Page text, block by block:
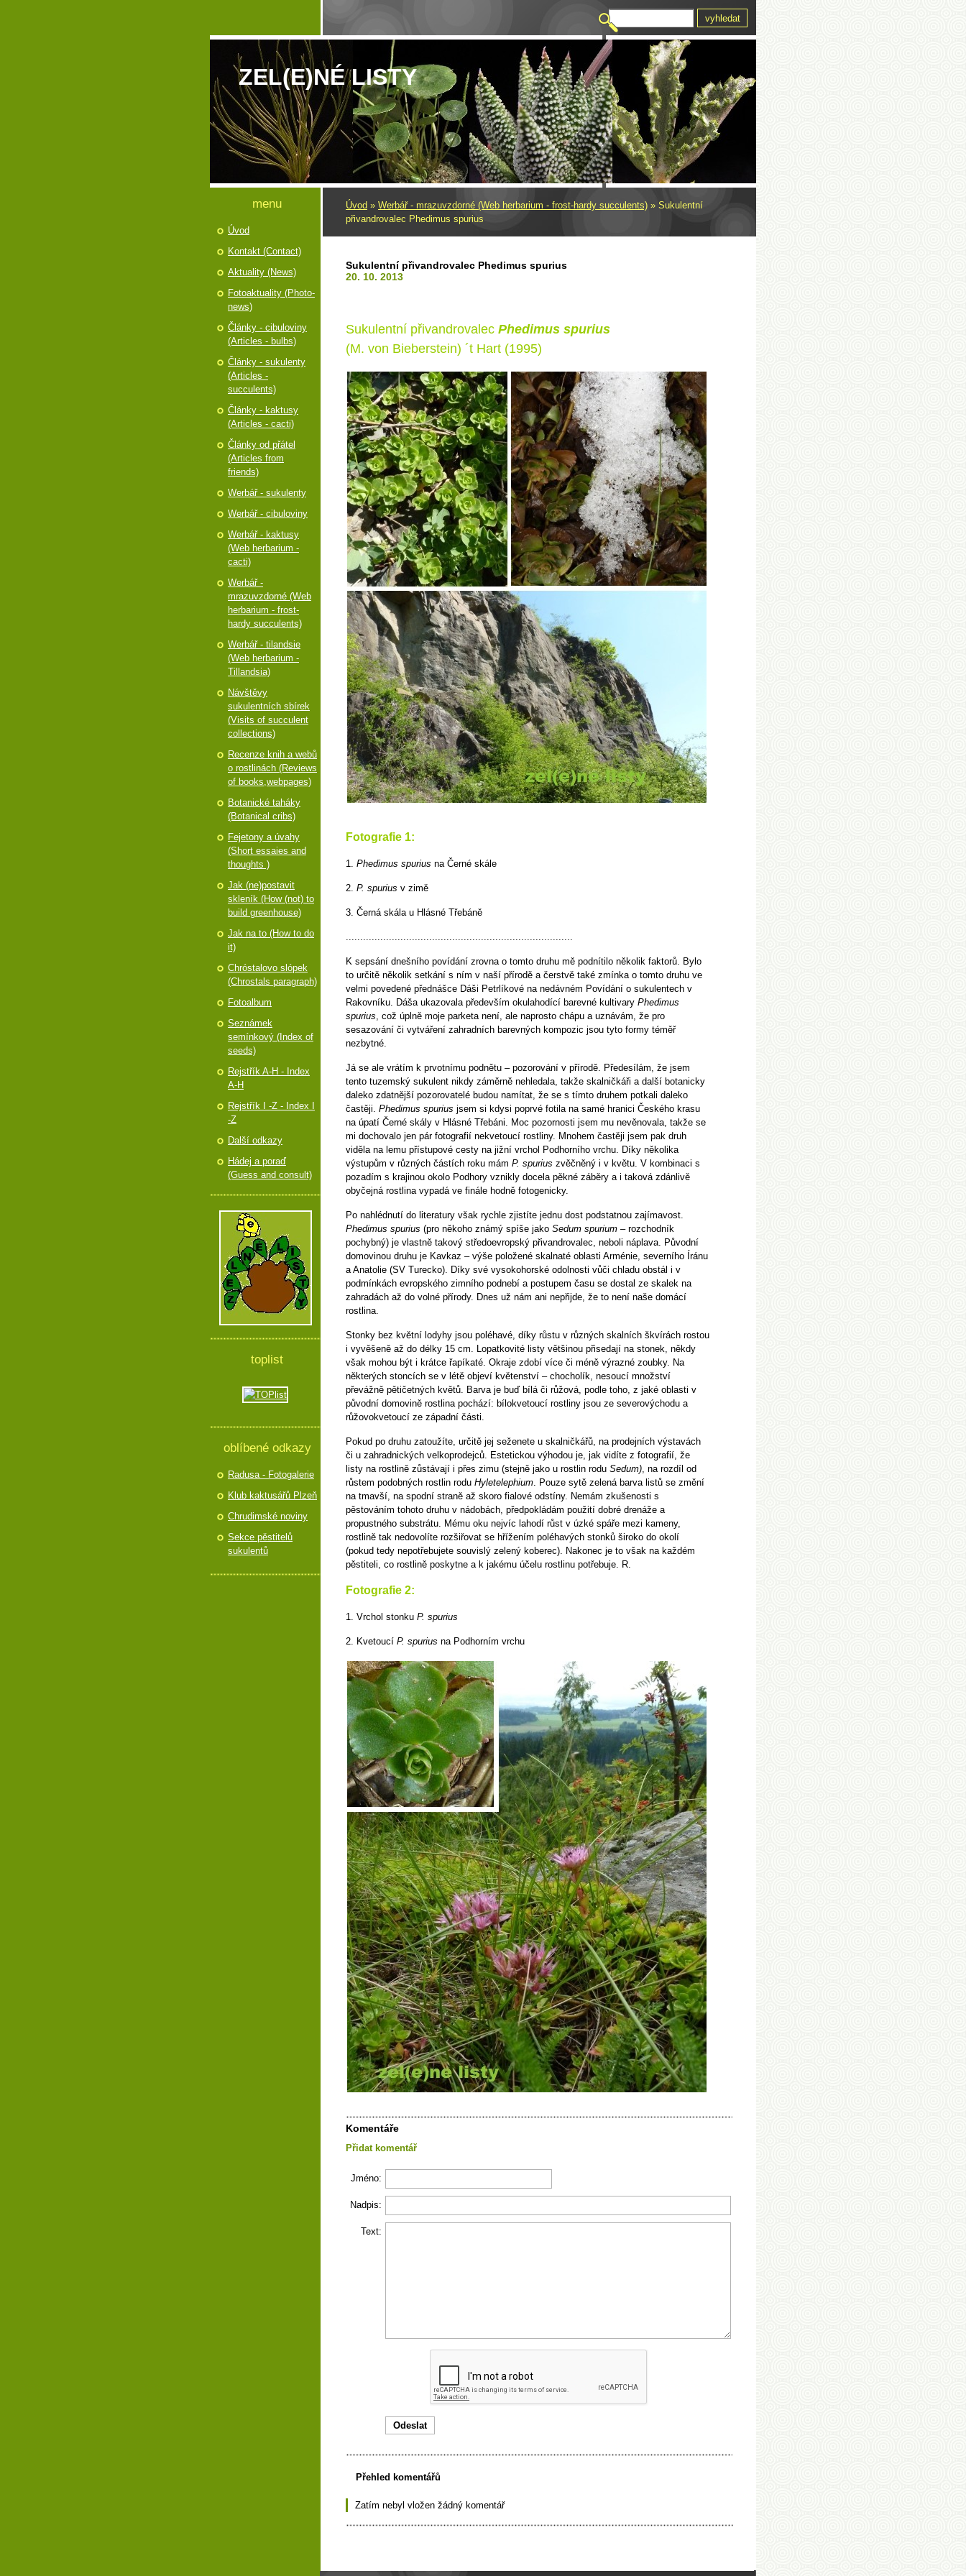
ZEL(E)NÉ LISTY
Úvod » Werbář - mrazuvzdorné (Web herbarium - frost-hardy succulents) » Sukulentní
přivandrovalec Phedimus spurius
Sukulentní přivandrovalec Phedimus spurius
20. 10. 2013
Sukulentní přivandrovalec Phedimus spurius
(M. von Bieberstein) ´t Hart (1995)
Fotografie 1:
1. Phedimus spurius na Černé skále
2. P. spurius v zimě
3. Černá skála u Hlásné Třebáně
...............................................................................
K sepsání dnešního povídání zrovna o tomto druhu mě podnítilo několik faktorů. Bylo
to určitě několik setkání s ním v naší přírodě a čerstvě také zmínka o tomto druhu ve
velmi povedené přednášce Dáši Petrlíkové na nedávném Povídání o sukulentech v
Rakovníku. Dáša ukazovala především okulahodící barevné kultivary Phedimus
spurius, což úplně moje parketa není, ale naprosto chápu a uznávám, že pro
sesazování či vytváření zahradních barevných kompozic jsou tyto formy téměř
nezbytné.
Já se ale vrátím k prvotnímu podnětu – pozorování v přírodě. Předesílám, že jsem
tento tuzemský sukulent nikdy záměrně nehledala, takže skalničkáři a další botanicky
daleko zdatnější pozorovatelé budou namítat, že se s tímto druhem potkali daleko
častěji. Phedimus spurius jsem si kdysi poprvé fotila na samé hranici Českého krasu
na úpatí Černé skály v Hlásné Třebáni. Moc pozornosti jsem mu nevěnovala, takže se
mi dochovalo jen pár fotografií nekvetoucí rostliny. Mnohem častěji jsem pak druh
viděla na lemu přístupové cesty na jižní vrchol Podhorního vrchu. Díky několika
výstupům v různých částích roku mám P. spurius zvěčněný i v květu. V kombinaci s
pozadím s krajinou okolo Podhory vznikly docela pěkné záběry a i taková zdánlivě
obyčejná rostlina vypadá ve finále hodně fotogenicky.
Po nahlédnutí do literatury však rychle zjistíte jednu dost podstatnou zajímavost.
Phedimus spurius (pro někoho známý spíše jako Sedum spurium – rozchodník
pochybný) je vlastně takový středoevropský přivandrovalec, neboli náplava. Původní
domovinou druhu je Kavkaz – výše položené skalnaté oblasti Arménie, severního Íránu
a Anatolie (SV Turecko). Díky své vysokohorské odolnosti vůči chladu obstál i v
podmínkách evropského zimního podnebí a postupem času se dostal ze skalek na
zahradách až do volné přírody. Dnes už nám ani nepřijde, že to není naše domácí
rostlina.
Stonky bez květní lodyhy jsou poléhavé, díky růstu v různých skalních škvírách rostou
i vyvěšeně až do délky 15 cm. Lopatkovité listy většinou přisedají na stonek, někdy
však mohou být i krátce řapíkaté. Okraje zdobí více či méně výrazné zoubky. Na
některých stoncích se v létě objeví květenství – chocholík, nesoucí množství
převážně pětičetných květů. Barva je buď bílá či růžová, podle toho, z jaké oblasti v
původní domovině rostlina pochází: bílokvetoucí rostliny jsou ze severovýchodu a
růžovokvetoucí ze západní části.
Pokud po druhu zatoužíte, určitě jej seženete u skalničkářů, na prodejních výstavách
či u zahradnických velkoprodejců. Estetickou výhodou je, jak vidíte z fotografií, že
listy na rostlině zůstávají i přes zimu (stejně jako u rostlin rodu Sedum), na rozdíl od
růstem podobných rostlin rodu Hyletelephium. Pouze sytě zelená barva listů se změní
na tmavší, na spodní straně až skoro fialové odstíny. Nemám zkušenosti s
pěstováním tohoto druhu v nádobách, předpokládám použití dobré drenáže a
propustného substrátu. Mému oku nejvíc lahodí růst v úzké spáře mezi kameny,
rostlině tak nedovolíte rozšiřovat se hřížením poléhavých stonků široko do okolí
(pokud tedy nepotřebujete souvislý zelený koberec). Nakonec je to však na každém
pěstiteli, co rostlině poskytne a k jakému účelu rostlinu potřebuje. R.
Fotografie 2:
1. Vrchol stonku P. spurius
2. Kvetoucí P. spurius na Podhorním vrchu
Komentáře
Přidat komentář
Jméno:
Nadpis:
Text:
Přehled komentářů
Zatím nebyl vložen žádný komentář
menu
Úvod
Kontakt (Contact)
Aktuality (News)
Fotoaktuality (Photo-
news)
Články - cibuloviny
(Articles - bulbs)
Články - sukulenty
(Articles -
succulents)
Články - kaktusy
(Articles - cacti)
Články od přátel
(Articles from
friends)
Werbář - sukulenty
Werbář - cibuloviny
Werbář - kaktusy
(Web herbarium -
cacti)
Werbář -
mrazuvzdorné (Web
herbarium - frost-
hardy succulents)
Werbář - tilandsie
(Web herbarium -
Tillandsia)
Návštěvy
sukulentních sbírek
(Visits of succulent
collections)
Recenze knih a webů
o rostlinách (Reviews
of books,webpages)
Botanické taháky
(Botanical cribs)
Fejetony a úvahy
(Short essaies and
thoughts )
Jak (ne)postavit
skleník (How (not) to
build greenhouse)
Jak na to (How to do
it)
Chróstalovo slópek
(Chrostals paragraph)
Fotoalbum
Seznámek
semínkový (Index of
seeds)
Rejstřík A-H - Index
A-H
Rejstřík I -Z - Index I
-Z
Další odkazy
Hádej a poraď
(Guess and consult)
toplist
oblíbené odkazy
Radusa - Fotogalerie
Klub kaktusářů Plzeň
Chrudimské noviny
Sekce pěstitelů
sukulentů